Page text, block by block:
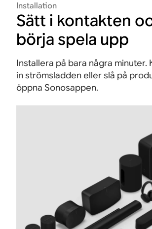
Installation
Sätt i kontakten
börja spela upp
Installera på bara några minuter.
in strömsladden eller slå på
öppna Sonosappen.